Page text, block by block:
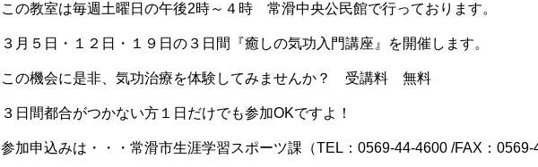
この教室は毎週土曜日の午後2時～４時 常滑中央公民館で行っております。
３月５日・１２日・１９日の３日間『癒しの気功入門講座』を開催します。
この機会に是非、気功治療を体験してみませんか？ 受講料 無料
３日間都合がつかない方１日だけでも参加OKですよ！
参加申込みは・・・常滑市生涯学習スポーツ課（TEL：0569-44-4600 /FAX：